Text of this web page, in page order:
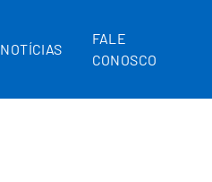
NOTÍCIAS
FALE
CONOSCO